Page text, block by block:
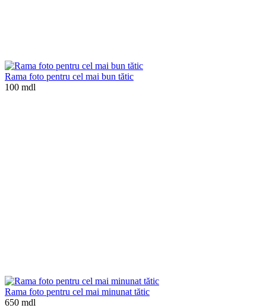
Rama foto pentru cel mai bun tătic
100 mdl
Rama foto pentru cel mai minunat tătic
650 mdl